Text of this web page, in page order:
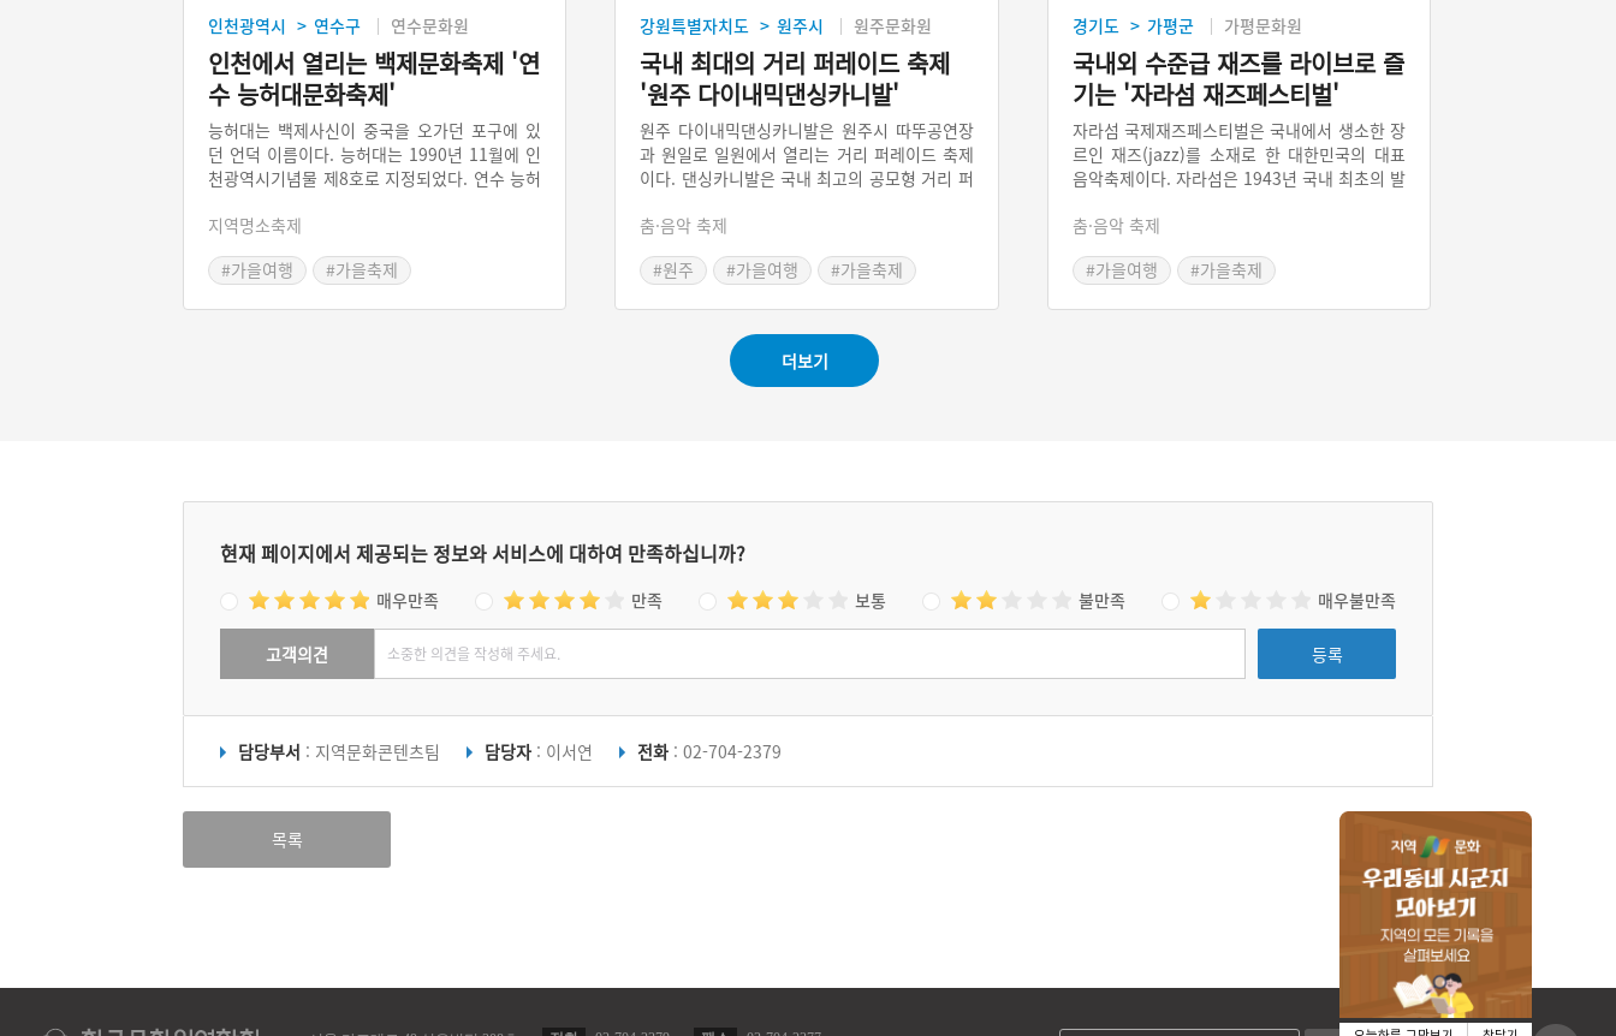
인천광역시 > 연수구 연수문화원
인천에서 열리는 백제문화축제 '연
수 능허대문화축제'
능허대는 백제사신이 중국을 오가던 포구에 있
던 언덕 이름이다. 능허대는 1990년 11월에 인
천광역시기념물 제8호로 지정되었다. 연수 능허
기반의 역사문화축제이다. 연수 능허대문화축제
는 ‘백제사신퍼레이드, 연수구민의 날 기념식,
능허대 빅콘서트’ 등 다양한 기획전과 공연․전
지역명소축제
#가을여행
#가을축제
강원특별자치도 > 원주시 원주문화원
국내 최대의 거리 퍼레이드 축제
'원주 다이내믹댄싱카니발'
원주 다이내믹댄싱카니발은 원주시 따뚜공연장
과 원일로 일원에서 열리는 거리 퍼레이드 축제
이다. 댄싱카니발은 국내 최고의 공모형 거리 퍼
병들과 국내(시민) 팀의 열정적이고 화려한 퍼포
먼스를 경연대회의 형태로 볼 수 있다. 매년 1만
명 이상의 춤꾼들이 참여하고, 50만명 이상의
춤·음악 축제
#원주
#가을여행
#가을축제
경기도 > 가평군 가평문화원
국내외 수준급 재즈를 라이브로 즐
기는 '자라섬 재즈페스티벌'
자라섬 국제재즈페스티벌은 국내에서 생소한 장
르인 재즈(jazz)를 소재로 한 대한민국의 대표
음악축제이다. 자라섬은 1943년 국내 최초의 발
자라섬 국제재즈페스티벌은 ‘자연 속의 소풍 같
은 축제’를 지향한다. 재즈 마니아 뿐 아니라 음
악을 잘 모르는 사람들도 즐길 수 있도록 메인스
춤·음악 축제
#가을여행
#가을축제
더보기
현재 페이지에서 제공되는 정보와 서비스에 대하여 만족하십니까?
매우만족 만족 보통 불만족 매우불만족
고객의견 등록
담당부서 : 지역문화콘텐츠팀 담당자 : 이서연 전화 : 02-704-2379
목록